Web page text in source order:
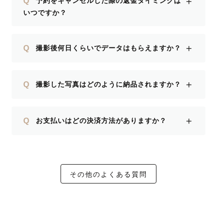
いつですか？
Q 撮影後何日くらいでデータはもらえますか？ ＋
Q 撮影した写真はどのように納品されますか？ ＋
Q お支払いはどの決済方法がありますか？ ＋
その他のよくある質問